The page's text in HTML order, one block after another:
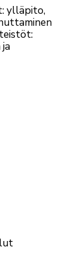
ylläpito,